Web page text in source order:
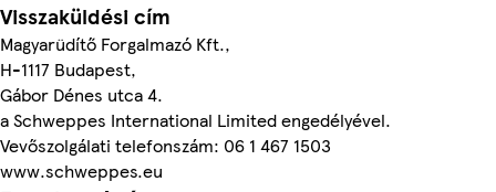
Visszaküldési cím
Magyarüdítő Forgalmazó Kft.,
H-1117 Budapest,
Gábor Dénes utca 4.
a Schweppes International Limited engedélyével.
Vevőszolgálati telefonszám: 06 1 467 1503
www.schweppes.eu